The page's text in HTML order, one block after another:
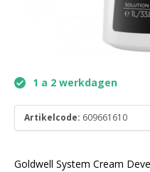
1 a 2 werkdagen
Artikelcode: 609661610
Goldwell System Cream